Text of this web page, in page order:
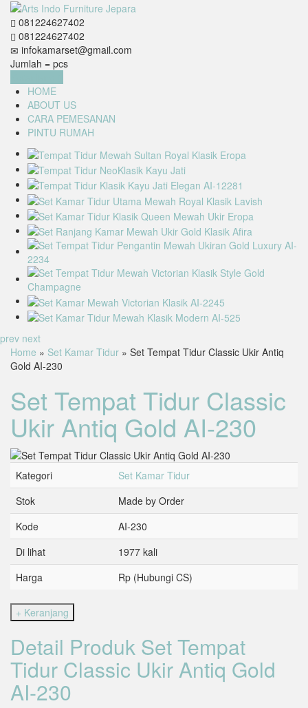
081224627402
081224627402
infokamarset@gmail.com
Jumlah = pcs
HOME
ABOUT US
CARA PEMESANAN
PINTU RUMAH
prev next
Home » Set Kamar Tidur » Set Tempat Tidur Classic Ukir Antiq
Gold AI-230
Set Tempat Tidur Classic
Ukir Antiq Gold AI-230
Kategori
Set Kamar Tidur
Stok
Made by Order
Kode
AI-230
Di lihat
1977 kali
Harga
Rp (Hubungi CS)
Detail Produk Set Tempat
Tidur Classic Ukir Antiq Gold
AI-230